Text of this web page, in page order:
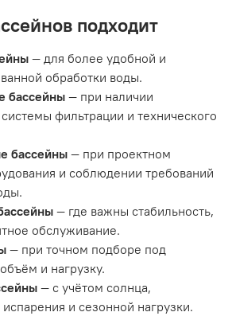
подходит
— для более удобной и
обработки воды.
бассейны — при наличии
фильтрации и технического
бассейны— при проектном
и соблюдении требований
— где важны стабильность,
обслуживание.
— при точном подборе под
и нагрузку.
— с учётом солнца,
и сезонной нагрузки.